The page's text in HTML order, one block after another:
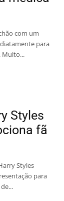
com um
para
Muito...
Styles
fã
Styles
para